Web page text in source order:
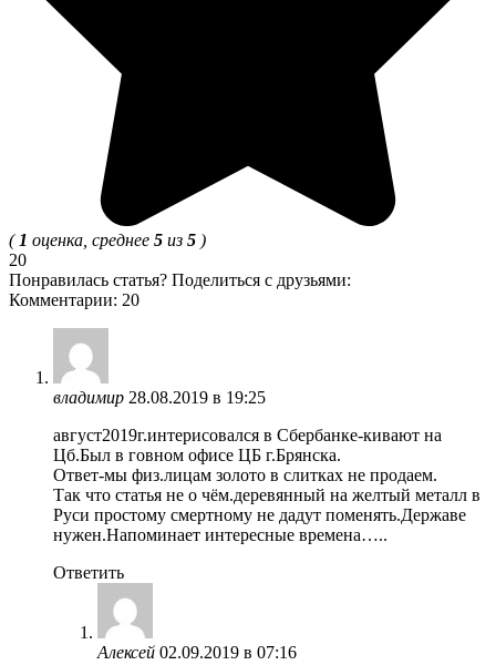
( 1 оценка, среднее 5 из 5 )
20
Понравилась статья? Поделиться с друзьями:
Комментарии: 20
владимир 28.08.2019 в 19:25
август2019г.интерисовался в Сбербанке-кивают на
Цб.Был в говном офисе ЦБ г.Брянска.
Ответ-мы физ.лицам золото в слитках не продаем.
Так что статья не о чём.деревянный на желтый металл в
Руси простому смертному не дадут поменять.Державе
нужен.Напоминает интересные времена…..
Ответить
Алексей 02.09.2019 в 07:16